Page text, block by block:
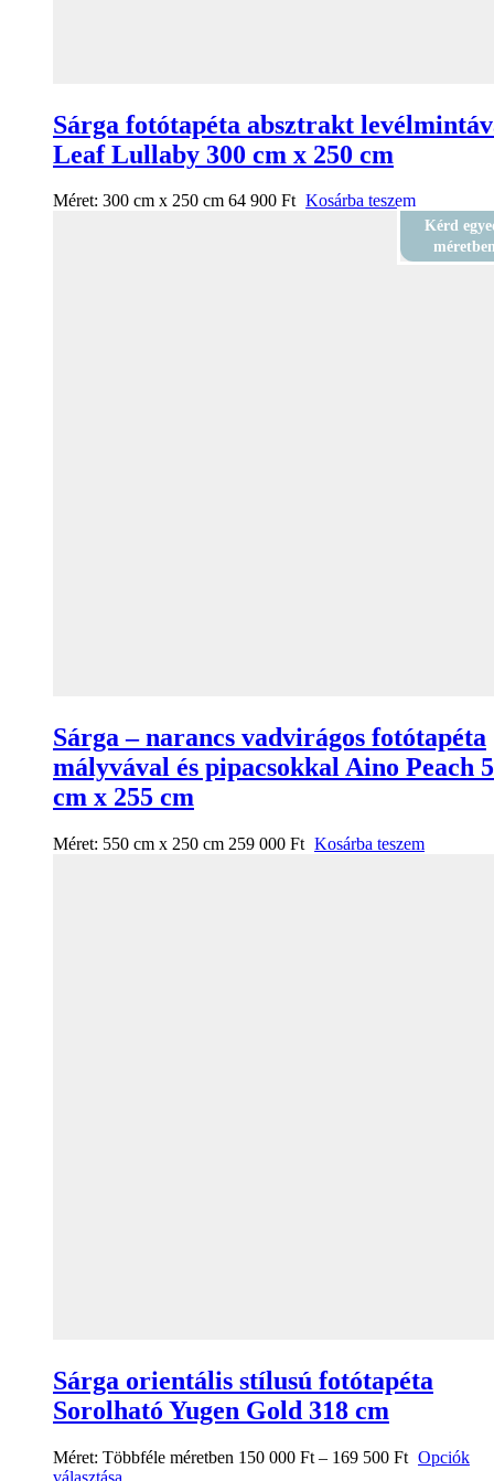
Sárga fotótapéta absztrakt
Leaf Lullaby 300 cm x 250 cm
Méret: 300 cm x 250 cm 64 900 Ft Kosárba teszem
Kérd
Sárga – narancs vadvirágos fotótapéta
mályvával és pipacsokkal Aino Peach
cm x 255 cm
Méret: 550 cm x 250 cm 259 000 Ft Kosárba teszem
Sárga orientális stílusú fotótapéta
Sorolható Yugen Gold 318 cm
Méret: Többféle méretben 150 000 Ft – 169 500 Ft Opciók
választása